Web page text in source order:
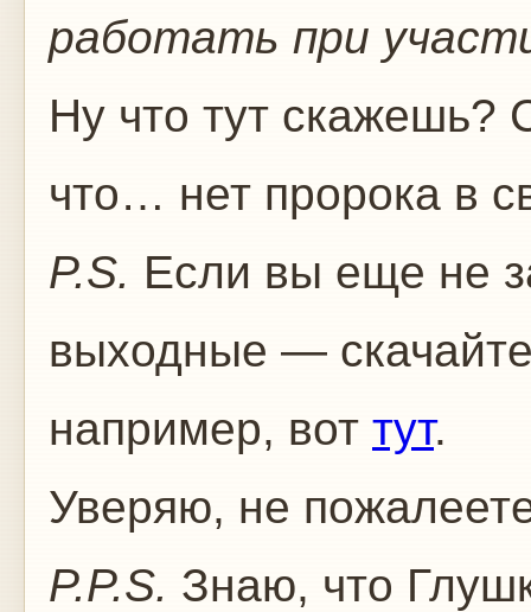
работать при
Ну что тут
что… нет пророка в
P.S. Если вы еще не
выходные —
например, вот тут.
Уверяю, не
P.P.S. Знаю, что